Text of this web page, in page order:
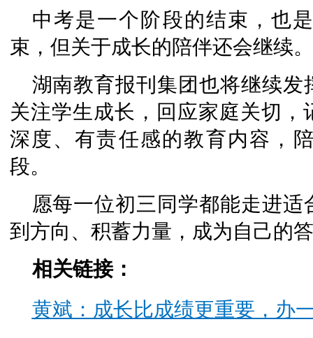
中考是一个阶段的结束，也
束，但关于成长的陪伴还会继续。
湖南教育报刊集团也将继续
关注学生成长，回应家庭关切
深度、有责任感的教育内容，
段。
愿每一位初三同学都能走进
到方向、积蓄力量，成为自己的
相关链接：
黄斌：成长比成绩更重要，办